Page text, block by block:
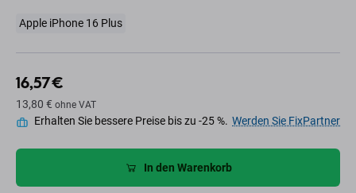
Apple iPhone 16 Plus
16,57 €
13,80 € ohne VAT
Erhalten Sie bessere Preise bis zu -25 %. Werden Sie FixPartner
In den Warenkorb